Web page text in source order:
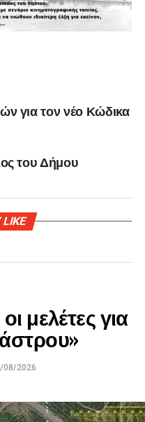
για τον νέο Κώδικα
του Δήμου
LIKE
μελέτες για
08/2026